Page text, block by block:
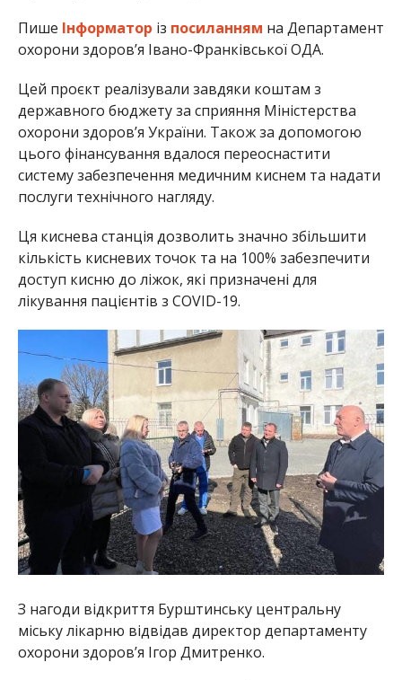
Пише Інформатор із посиланням на Департамент
охорони здоров’я Івано-Франківської ОДА.
Цей проєкт реалізували завдяки коштам з
державного бюджету за сприяння Міністерства
охорони здоров’я України. Також за допомогою
цього фінансування вдалося переоснастити
систему забезпечення медичним киснем та надати
послуги технічного нагляду.
Ця киснева станція дозволить значно збільшити
кількість кисневих точок та на 100% забезпечити
доступ кисню до ліжок, які призначені для
лікування пацієнтів з COVID-19.
З нагоди відкриття Бурштинську центральну
міську лікарню відвідав директор департаменту
охорони здоров’я Ігор Дмитренко.